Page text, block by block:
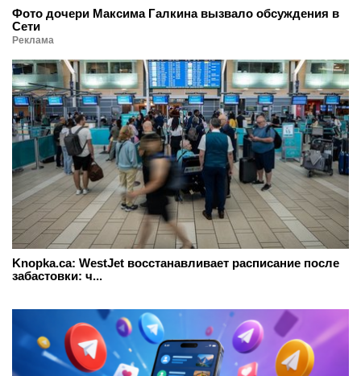
Фото дочери Максима Галкина вызвало обсуждения в
Сети
Реклама
Knopka.ca: WestJet восстанавливает расписание после
забастовки: ч...